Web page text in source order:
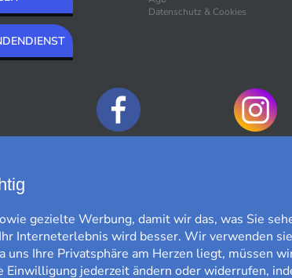
Datenschutz & Cookies
gezielte Werbung, damit wir das, was Sie
Interneterlebnis wird besser. Wir verwenden
uns Ihre Privatsphäre am Herzen liegt, müssen
jederzeit ändern oder widerrufen,